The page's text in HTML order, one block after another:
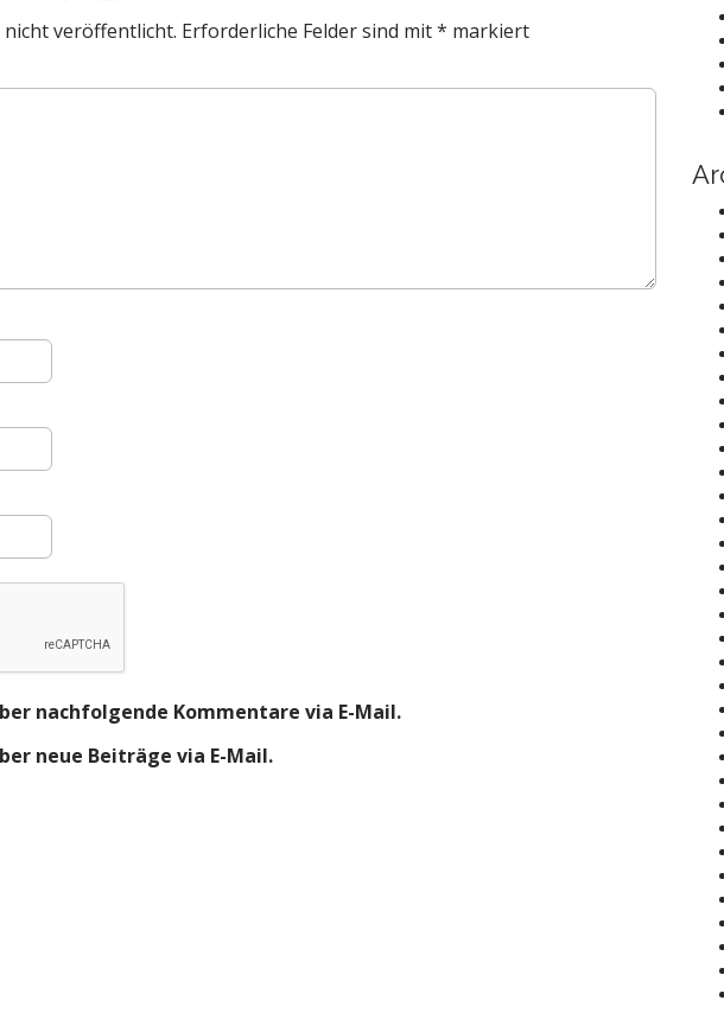
nicht veröffentlicht. Erforderliche Felder sind mit* markiert
nachfolgende Kommentare via E-Mail.
neue Beiträge via E-Mail.